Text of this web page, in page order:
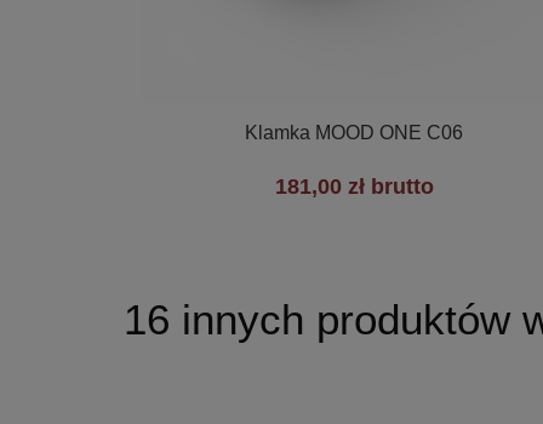
Szybki podgląd
Klamka MOOD ONE C06
181,00 zł brutto
16 innych produktów